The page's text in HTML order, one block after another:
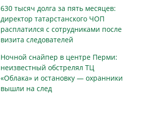
630 тысяч долга за пять месяцев:
директор татарстанского ЧОП
расплатился с сотрудниками после
визита следователей
Ночной снайпер в центре Перми:
неизвестный обстрелял ТЦ
«Облака» и остановку — охранники
вышли на след